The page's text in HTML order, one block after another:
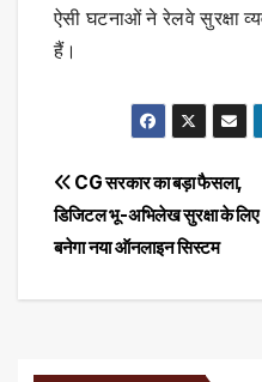
ऐसी घटनाओं ने रेलवे सुरक्षा
हैं।
Post
navigation
CG सरकार का बड़ा फैसला,
डिजिटल भू-अभिलेख सुरक्षा के लिए
बनेगा नया ऑनलाइन सिस्टम